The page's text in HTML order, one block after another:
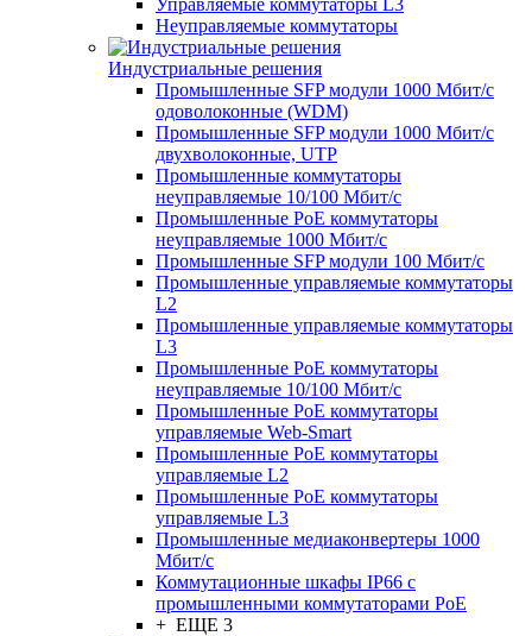
Управляемые коммутаторы L3
Неуправляемые коммутаторы
Индустриальные решения
Промышленные SFP модули 1000 Мбит/c
одоволоконные (WDM)
Промышленные SFP модули 1000 Мбит/c
двухволоконные, UTP
Промышленные коммутаторы
неуправляемые 10/100 Мбит/с
Промышленные PoE коммутаторы
неуправляемые 1000 Мбит/с
Промышленные SFP модули 100 Мбит/c
Промышленные управляемые коммутаторы
L2
Промышленные управляемые коммутаторы
L3
Промышленные PoE коммутаторы
неуправляемые 10/100 Мбит/с
Промышленные PoE коммутаторы
управляемые Web-Smart
Промышленные PoE коммутаторы
управляемые L2
Промышленные PoE коммутаторы
управляемые L3
Промышленные медиаконвертеры 1000
Мбит/с
Коммутационные шкафы IP66 c
промышленными коммутаторами PoE
+ ЕЩЕ 3